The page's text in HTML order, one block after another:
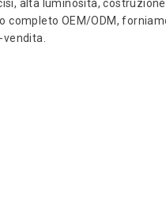
alta luminosità,
completo OEM/ODM,